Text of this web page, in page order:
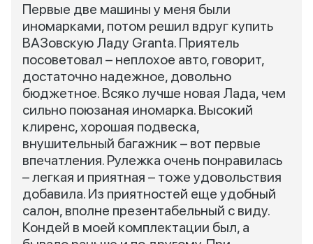
Первые две машины у меня были
иномарками, потом решил вдруг купить
ВАЗовскую Ладу Granta. Приятель
посоветовал – неплохое авто, говорит,
достаточно надежное, довольно
бюджетное. Всяко лучше новая Лада, чем
сильно поюзаная иномарка. Высокий
клиренс, хорошая подвеска,
внушительный багажник – вот первые
впечатления. Рулежка очень понравилась
– легкая и приятная – тоже удовольствия
добавила. Из приятностей еще удобный
салон, вполне презентабельный с виду.
Кондей в моей комплектации был, а